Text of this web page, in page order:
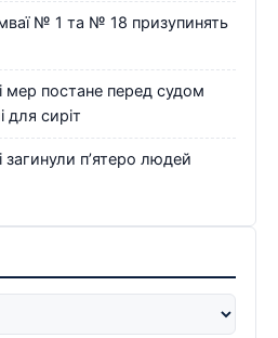
№ 1 та № 18 призупинять
мер постане перед судом
для сиріт
п’ятеро людей